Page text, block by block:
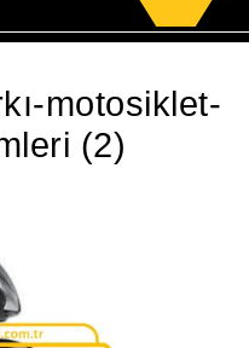
for:
motosiklet-
(2)